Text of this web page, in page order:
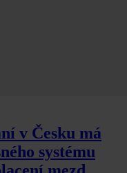
v Česku má
systému